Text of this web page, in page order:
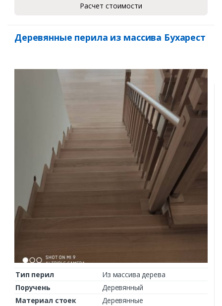
Расчет стоимости
Деревянные перила из массива Бухарест
Тип перил
Из массива дерева
Поручень
Деревянный
Материал стоек
Деревянные